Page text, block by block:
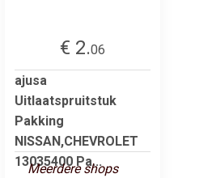
€ 2.06
ajusa
Uitlaatspruitstuk
Pakking
NISSAN,CHEVROLET
13035400 Pa...
Meerdere shops